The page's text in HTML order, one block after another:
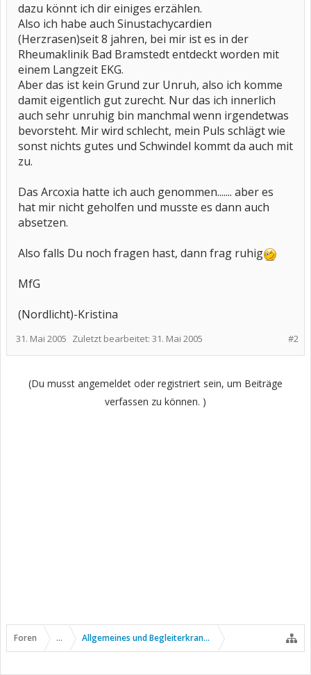
dazu könnt ich dir einiges erzählen.
Also ich habe auch Sinustachycardien
(Herzrasen)seit 8 jahren, bei mir ist es in der
Rheumaklinik Bad Bramstedt entdeckt worden mit
einem Langzeit EKG.
Aber das ist kein Grund zur Unruh, also ich komme
damit eigentlich gut zurecht. Nur das ich innerlich
auch sehr unruhig bin manchmal wenn irgendetwas
bevorsteht. Mir wird schlecht, mein Puls schlägt wie
sonst nichts gutes und Schwindel kommt da auch mit
zu.
Das Arcoxia hatte ich auch genommen....... aber es
hat mir nicht geholfen und musste es dann auch
absetzen.
Also falls Du noch fragen hast, dann frag ruhig
MfG
(Nordlicht)-Kristina
#2
31. Mai 2005 Zuletzt bearbeitet: 31. Mai 2005
(Du musst angemeldet oder registriert sein, um Beiträge
verfassen zu können. )
Foren ... Allgemeines und Begleiterkrankungen